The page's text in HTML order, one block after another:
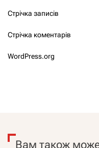
Стрічка записів
Стрічка коментарів
WordPress.org
Вам також